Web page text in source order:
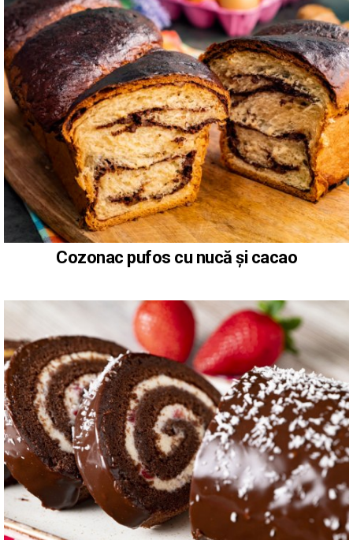
Cozonac pufos cu nucă și cacao